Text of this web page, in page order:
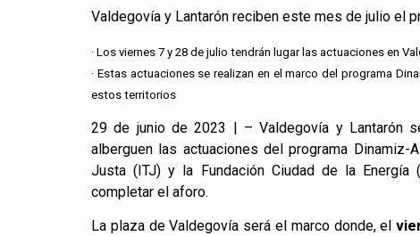
Valdegovía y Lantarón reciben este mes de julio el
· Los viernes 7 y 28 de julio tendrán lugar las actuaciones en
· Estas actuaciones se realizan en el marco del programa
estos territorios
29 de junio de 2023 | – Valdegovía y Lantarón
alberguen las actuaciones del programa
Justa (ITJ) y la Fundación Ciudad de la Energía
completar el aforo.
La plaza de Valdegovía será el marco donde, el